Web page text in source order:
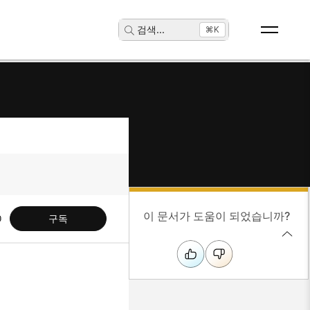
검색... ⌘K
구독 이 문서가 도움이 되었습니까?